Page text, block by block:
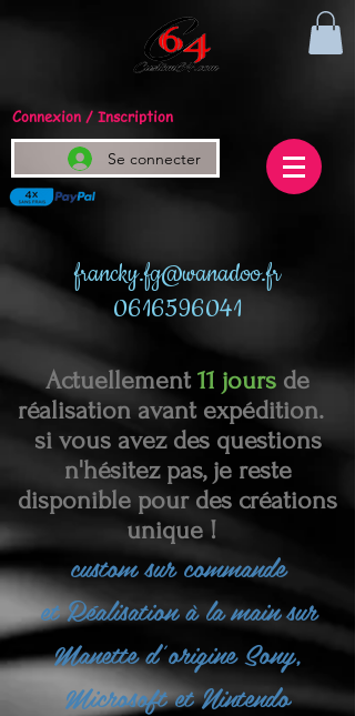
Connexion / Inscription
Se connecter
francky.fg@wanadoo.fr
0616596041
Actuellement 11 jours de
réalisation avant expédition.
si vous avez des questions
n'hésitez pas, je reste
disponible pour des créations
unique !
custom sur commande
etRéalisation à la main sur
Manette d'origine Sony,
Microsoft et Nintendo